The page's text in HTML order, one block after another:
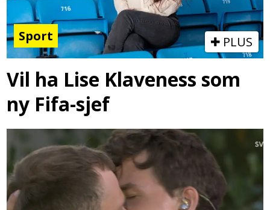
Sport PLUS
Vil ha Lise Klaveness som
ny Fifa-sjef